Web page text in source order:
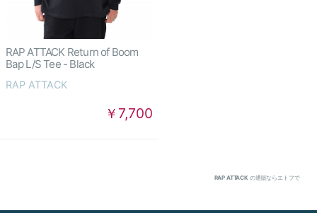
RAP ATTACK Return of Boom
Bap L/S Tee - Black
RAP ATTACK
￥7,700
RAP ATTACK の通販ならエトフで